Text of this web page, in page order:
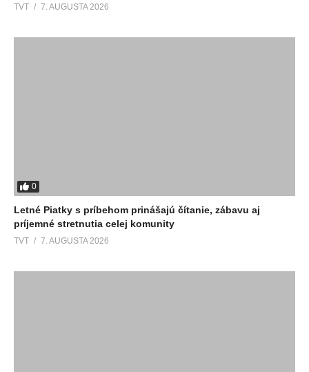
TVT 7. AUGUSTA 2026
0
Letné Piatky s príbehom prinášajú čítanie, zábavu aj
príjemné stretnutia celej komunity
TVT 7. AUGUSTA 2026